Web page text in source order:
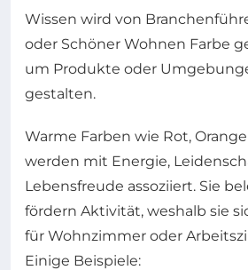
Wissen wird von
oder Schöner Wohnen Farbe
um Produkte oder
gestalten.
Warme Farben wie Rot,
werden mit Energie,
Lebensfreude assoziiert. Sie
fördern Aktivität, weshalb sie
für Wohnzimmer oder
Einige Beispiele: